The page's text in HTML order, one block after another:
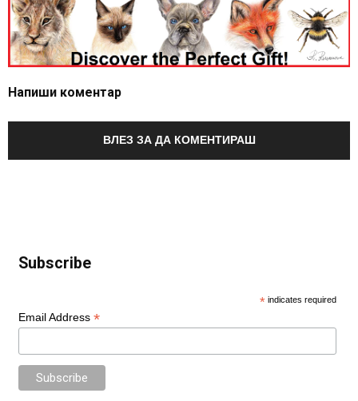
Напиши коментар
ВЛЕЗ ЗА ДА КОМЕНТИРАШ
Subscribe
* indicates required
Email Address *